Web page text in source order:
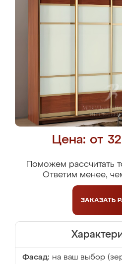
Цена: от
Поможем рассчитать
Ответим менее,
ЗАКАЗАТЬ
Фасад: на ваш выбор